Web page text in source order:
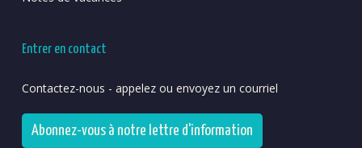
Entrer en contact
Contactez-nous - appelez ou envoyez un courriel
Abonnez-vous à notre lettre d'information